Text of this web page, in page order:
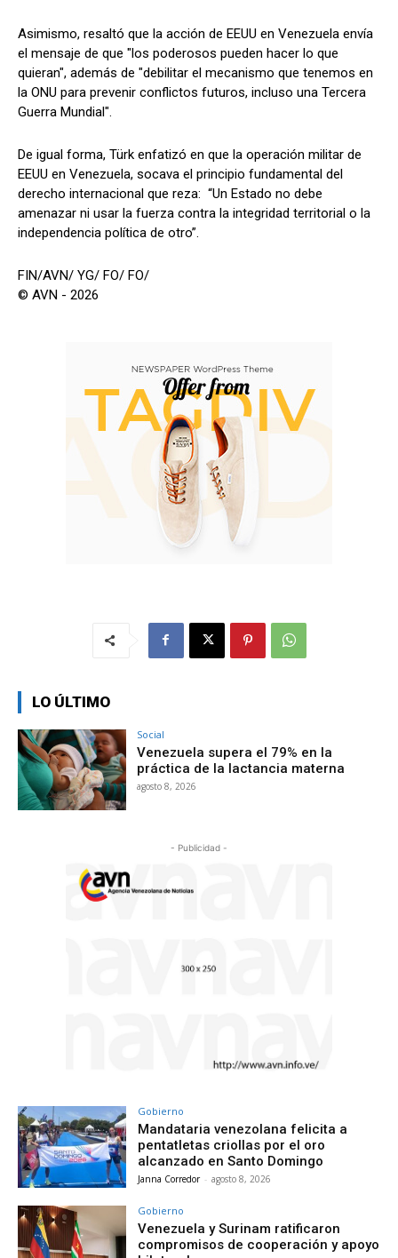
Asimismo, resaltó que la acción de EEUU en Venezuela envía
el mensaje de que "los poderosos pueden hacer lo que
quieran", además de "debilitar el mecanismo que tenemos en
la ONU para prevenir conflictos futuros, incluso una Tercera
Guerra Mundial".
De igual forma, Türk enfatizó en que la operación militar de
EEUU en Venezuela, socava el principio fundamental del
derecho internacional que reza: “Un Estado no debe
amenazar ni usar la fuerza contra la integridad territorial o la
independencia política de otro”.
FIN/AVN/ YG/ FO/ FO/
© AVN - 2026
LO ÚLTIMO
Social
Venezuela supera el 79% en la
práctica de la lactancia materna
agosto 8, 2026
- Publicidad -
Gobierno
Mandataria venezolana felicita a
pentatletas criollas por el oro
alcanzado en Santo Domingo
Janna Corredor - agosto 8, 2026
Gobierno
Venezuela y Surinam ratificaron
compromisos de cooperación y apoyo